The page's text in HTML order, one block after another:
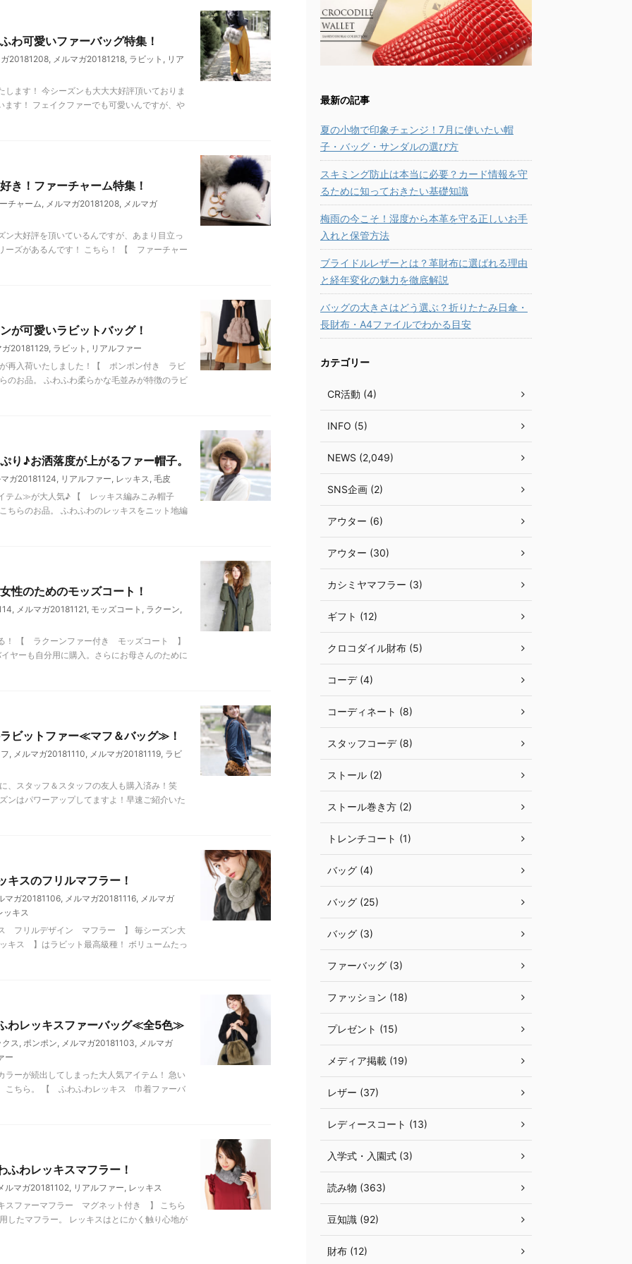
わ可愛いファーバッグ特集！
20181208, メルマガ20181218, ラビット , リア
ます！ 今シーズンも大大大好評頂いておりま
す！ フェイクファーでも可愛いんですが、や
き！ファーチャーム特集！
チャーム, メルマガ20181208, メルマガ
大好評を頂いているんですが、あまり目立っ
ーズがあるんです！ こちら！ 【 ファーチャー
が可愛いラビットバッグ！
ガ20181129, ラビット , リアルファー
再入荷いたしました！【 ポンポン付き ラビ
お品。 ふわふわ柔らかな毛並みが特徴のラビ
り♪お洒落度が上がるファー帽子。
ガ20181124, リアルファー, レッキス, 毛皮
テム≫が大人気♪ 【 レッキス編みこみ帽子
らのお品。 ふわふわのレッキスをニット地編
性のためのモッズコート！
, メルマガ20181121, モッズコート , ラクーン,
！ 【 ラクーンファー付き モッズコート 】
ヤーも自分用に購入。さらにお母さんのために
ビットファー≪マフ＆バッグ≫！
, メルマガ20181110, メルマガ20181119, ラビ
、スタッフ＆スタッフの友人も購入済み！笑
はパワーアップしてますよ！早速ご紹介いた
スのフリルマフラー！
マガ20181106, メルマガ20181116, メルマガ
ッキス
フリルデザイン マフラー 】 毎シーズン大
キス 】はラビット最高級種！ ボリュームたっ
わレッキスファーバッグ≪全5色≫
ス, ポンポン, メルマガ20181103, メルマガ
ー
ーが続出してしまった大人気アイテム！ 急い
こちら。 【 ふわふわレッキス 巾着ファーバ
わレッキスマフラー！
ルマガ20181102, リアルファー, レッキス
スファーマフラー マグネット付き 】 こちら
したマフラー。 レッキスはとにかく触り心地が
最新の記事
夏の小物で印象チェンジ！7月に使いたい帽
子・バッグ・サンダルの選び方
スキミング防止は本当に必要？カード情報を守
るために知っておきたい基礎知識
梅雨の今こそ！湿度から本革を守る正しいお手
入れと保管方法
ブライドルレザーとは？革財布に選ばれる理由
と経年変化の魅力を徹底解説
バッグの大きさはどう選ぶ？折りたたみ日傘・
長財布・A4ファイルでわかる目安
カテゴリー
CR活動 (4)
INFO (5)
NEWS (2,049)
SNS企画 (2)
アウター (6)
アウター (30)
カシミヤマフラー (3)
ギフト (12)
クロコダイル財布 (5)
コーデ (4)
コーディネート (8)
スタッフコーデ (8)
ストール (2)
ストール巻き方 (2)
トレンチコート (1)
バッグ (4)
バッグ (25)
バッグ (3)
ファーバッグ (3)
ファッション (18)
プレゼント (15)
メディア掲載 (19)
レザー (37)
レディースコート (13)
入学式・入園式 (3)
読み物 (363)
豆知識 (92)
財布 (12)